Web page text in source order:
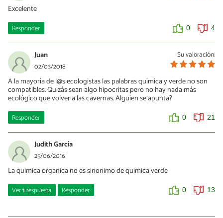
Excelente
Responder 0 4
Su valoración:
Juan
02/03/2018
A la mayoría de l@s ecologistas las palabras química y verde no son
compatibles. Quizás sean algo hipocritas pero no hay nada más
ecológico que volver a las cavernas. Alguien se apunta?
Responder 0 21
Judith García
25/06/2016
La quimica organica no es sinonimo de quimica verde
Ver1respuesta Responder 0 13